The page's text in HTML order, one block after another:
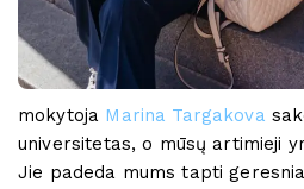
mokytoja Marina Targakova
universitetas, o mūsų artimieji
Jie padeda mums tapti